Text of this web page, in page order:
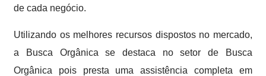
de cada negócio.
Utilizando os melhores recursos dispostos no mercado,
a Busca Orgânica se destaca no setor de Busca
Orgânica pois presta uma assistência completa em